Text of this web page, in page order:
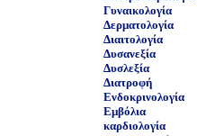
Γυναικολογία
Δερματολογία
Διαιτολογία
Δυσανεξία
Δυσλεξία
Διατροφή
Ενδοκρινολογία
Εμβόλια
καρδιολογία